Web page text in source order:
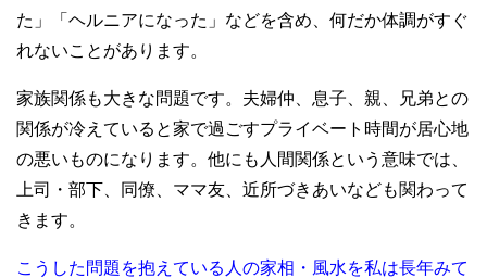
た」「ヘルニアになった」などを含め、何だか体調がすぐ
れないことがあります。
家族関係も大きな問題です。夫婦仲、息子、親、兄弟との
関係が冷えていると家で過ごすプライベート時間が居心地
の悪いものになります。他にも人間関係という意味では、
上司・部下、同僚、ママ友、近所づきあいなども関わって
きます。
こうした問題を抱えている人の家相・風水を私は長年みて